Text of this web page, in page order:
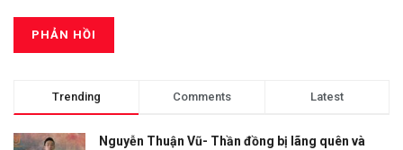
Trending Comments Latest
Nguyễn Thuận Vũ- Thần đồng bị lãng quên và